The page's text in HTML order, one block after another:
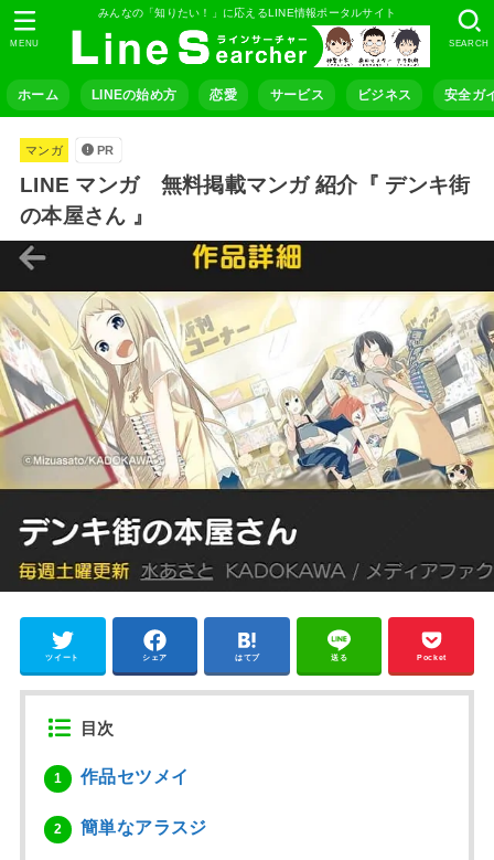
みんなの「知りたい！」に応えるLINE情報ポータルサイト
ホーム LINEの始め方 恋愛 サービス ビジネス 安全ガ
SEARCH
MENU
マンガ PR
LINE マンガ 無料掲載マンガ 紹介『 デンキ街
の本屋さん 』
ツイート シェア はてブ 送る Pocket
目次
1 作品セツメイ
2 簡単なアラスジ